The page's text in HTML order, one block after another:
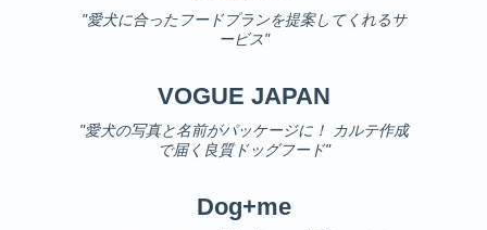
"愛犬に合ったフードプランを提案してくれるサ
ービス"
VOGUE JAPAN
"愛犬の写真と名前がパッケージに！ カルテ作成
で届く良質ドッグフード"
Dog+me